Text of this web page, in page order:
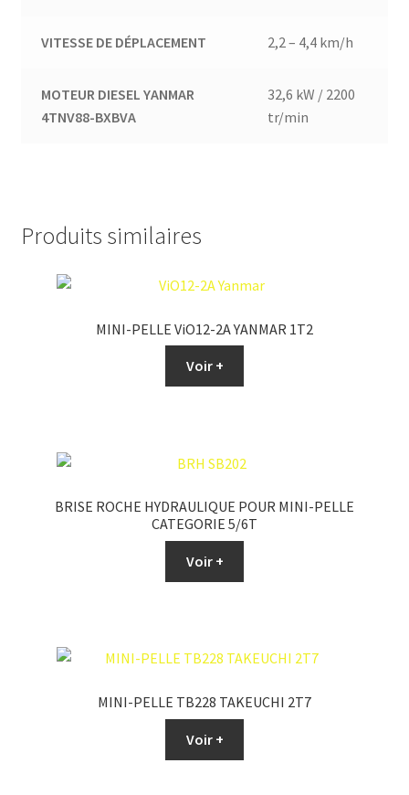
VITESSE DE DÉPLACEMENT 2,2 – 4,4 km/h
MOTEUR DIESEL YANMAR
4TNV88-BXBVA
32,6 kW / 2200
tr/min
Produits similaires
MINI-PELLE ViO12-2A YANMAR 1T2
Voir +
BRISE ROCHE HYDRAULIQUE POUR MINI-PELLE
CATEGORIE 5/6T
Voir +
MINI-PELLE TB228 TAKEUCHI 2T7
Voir +